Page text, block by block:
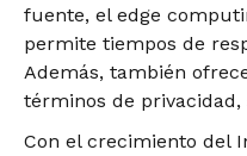
fuente, el edge
permite tiempos de
Además, también
términos de
Con el crecimiento del